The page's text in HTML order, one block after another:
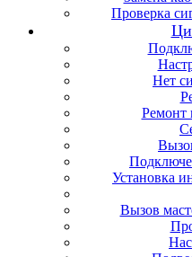
Проверка
Нет
Ремонт
Установка
Вызов